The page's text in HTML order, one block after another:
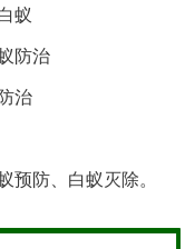
蚁
防治
治
防、白蚁灭除。